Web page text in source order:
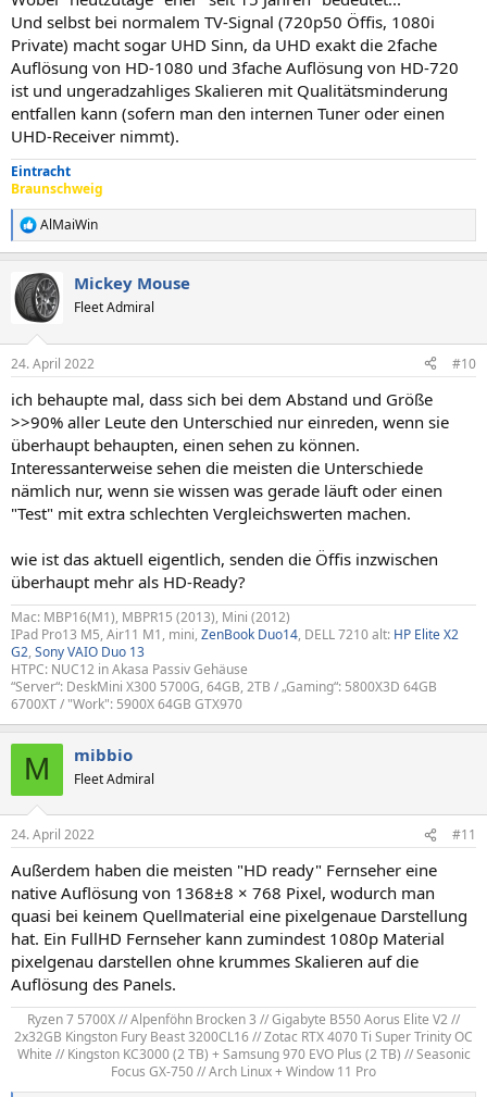
Und selbst bei normalem TV-Signal (720p50 Öffis, 1080i
Private) macht sogar UHD Sinn, da UHD exakt die 2fache
Auflösung von HD-1080 und 3fache Auflösung von HD-720
ist und ungeradzahliges Skalieren mit Qualitätsminderung
entfallen kann (sofern man den internen Tuner oder einen
UHD-Receiver nimmt).
Eintracht
Braunschweig
R
e
k
t
i
e
:
AlMaiWin
Mickey Mouse
Fleet Admiral
24. April 2022 #10
ich behaupte mal, dass sich bei dem Abstand und Größe
>>90% aller Leute den Unterschied nur einreden, wenn sie
überhaupt behaupten, einen sehen zu können.
Interessanterweise sehen die meisten die Unterschiede
nämlich nur, wenn sie wissen was gerade läuft oder einen
"Test" mit extra schlechten Vergleichswerten machen.
wie ist das aktuell eigentlich, senden die Öffis inzwischen
überhaupt mehr als HD-Ready?
Mac: MBP16(M1), MBPR15 (2013), Mini (2012)
IPad Pro13 M5, Air11 M1, mini, ZenBook Duo14, DELL 7210 alt: HP Elite X2
G2, Sony VAIO Duo 13
HTPC: NUC12 in Akasa Passiv Gehäuse
“Server“: DeskMini X300 5700G, 64GB, 2TB / „Gaming“: 5800X3D 64GB
6700XT / "Work": 5900X 64GB GTX970
M mibbio
Fleet Admiral
24. April 2022 #11
Außerdem haben die meisten "HD ready" Fernseher eine
native Auflösung von 1368±8 × 768 Pixel, wodurch man
quasi bei keinem Quellmaterial eine pixelgenaue Darstellung
hat. Ein FullHD Fernseher kann zumindest 1080p Material
pixelgenau darstellen ohne krummes Skalieren auf die
Auflösung des Panels.
Ryzen 7 5700X // Alpenföhn Brocken 3 // Gigabyte B550 Aorus Elite V2 //
2x32GB Kingston Fury Beast 3200CL16 // Zotac RTX 4070 Ti Super Trinity OC
White // Kingston KC3000 (2 TB) + Samsung 970 EVO Plus (2 TB) // Seasonic
Focus GX-750 // Arch Linux + Window 11 Pro​